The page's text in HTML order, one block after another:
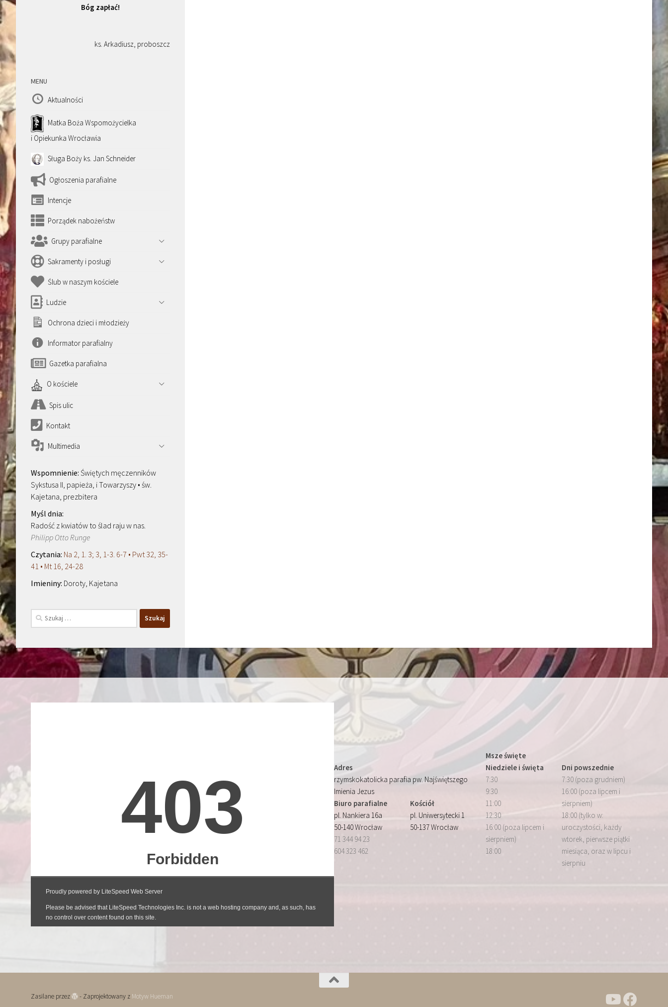
Bóg zapłać!
ks. Arkadiusz, proboszcz
MENU
Aktualności
Matka Boża Wspomożycielka
i Opiekunka Wrocławia
Sługa Boży ks. Jan Schneider
Ogłoszenia parafialne
Intencje
Porządek nabożeństw
Grupy parafialne
Sakramenty i posługi
Ślub w naszym kościele
Ludzie
Ochrona dzieci i młodzieży
Informator parafialny
Gazetka parafialna
O kościele
Spis ulic
Kontakt
Multimedia
Świętych męczenników
Sykstusa II, papieża, i Towarzyszy • św.
Kajetana, prezbitera
Radość z kwiatów to ślad raju w nas.
Philipp Otto Runge
Na 2, 1. 3; 3, 1-3. 6-7 • Pwt 32, 35-
41 • Mt 16, 24-28
Doroty, Kajetana
Szukaj:
Adres
rzymskokatolicka parafia pw. Najświętszego
Imienia Jezus
Biuro parafialne
pl. Nankiera 16a
50-140 Wrocław
71 344 94 23
604 323 462
Kościół
pl. Uniwersytecki 1
50-137 Wrocław
Msze święte
Niedziele i święta
7:30
9:30
11:00
12:30
16:00 (poza lipcem i
sierpniem)
18:00
Dni powszednie
7:30 (poza grudniem)
16:00 (poza lipcem i
sierpniem)
18:00 (tylko w:
uroczystości, każdy
wtorek, pierwsze piątki
miesiąca, oraz w lipcu i
sierpniu
Zasilane przez - Zaprojektowany z Motyw Hueman